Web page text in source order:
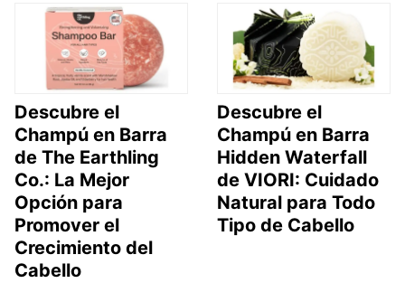
Descubre el
Champú en Barra
de The Earthling
Co.: La Mejor
Opción para
Promover el
Crecimiento del
Cabello
Descubre el
Champú en Barra
Hidden Waterfall
de VIORI: Cuidado
Natural para Todo
Tipo de Cabello